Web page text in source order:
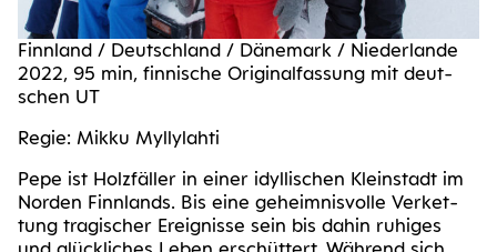
Finn­land / Deutsch­land / Däne­mark / Nie­der­lan­de
2022, 95 min, fin­ni­sche Ori­gi­nal­fas­sung mit deut­
schen UT
Regie: Mikku Myllylahti
Pepe ist Holz­fäl­ler in einer idyl­li­schen Klein­stadt im
Nor­den Finn­lands. Bis eine geheim­nis­vol­le Ver­ket­
tung tra­gi­scher Ereig­nis­se sein bis dahin ruhi­ges